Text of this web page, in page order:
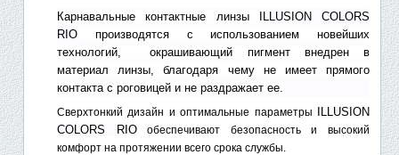
Карнавальные контактные линзы
ILLUSION COLORS
RIO производятся с использованием новейших
технологий, окрашивающий пигмент внедрен в
материал линзы, благодаря чему не имеет прямого
контакта с роговицей и не раздражает ее.
Сверхтонкий дизайн и оптимальные параметры
ILLUSION
COLORS RIO
обеспечивают безопасность и высокий
комфорт на протяжении всего срока службы.